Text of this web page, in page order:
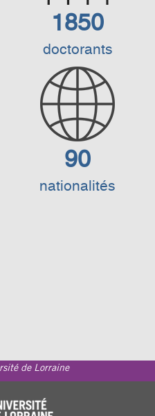
1850
doctorants
90
nationalités
de Lorraine
Lorraine